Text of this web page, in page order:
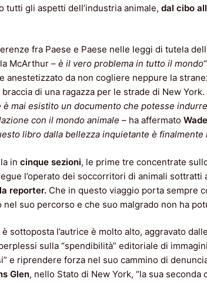
tutti gli aspetti dell’industria animale, dal cibo
fra Paese e Paese nelle leggi di tutela
McArthur – è il vero problema in tutto il mondo
anestetizzato da non cogliere neppure la
di una ragazza per le strade di New
è mai esistito un documento che potesse
con il mondo animale – ha affermato
libro dalla bellezza inquietante è finalmente
in cinque sezioni, le prime tre concentrate
l’operato dei soccorritori di animali sottratti
reporter. Che in questo viaggio porta sempre
suo percorso e che suo malgrado non ha
sottoposta l’autrice è molto alto, aggravato
sulla “spendibilità” editoriale di
e riprendere forza nel suo cammino di
Glen, nello Stato di New York, “la sua seconda